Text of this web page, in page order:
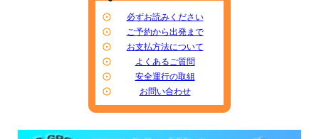
必ずお読みください
ご予約から出発まで
お支払方法について
よくあるご質問
安全運行の取組
お問い合わせ